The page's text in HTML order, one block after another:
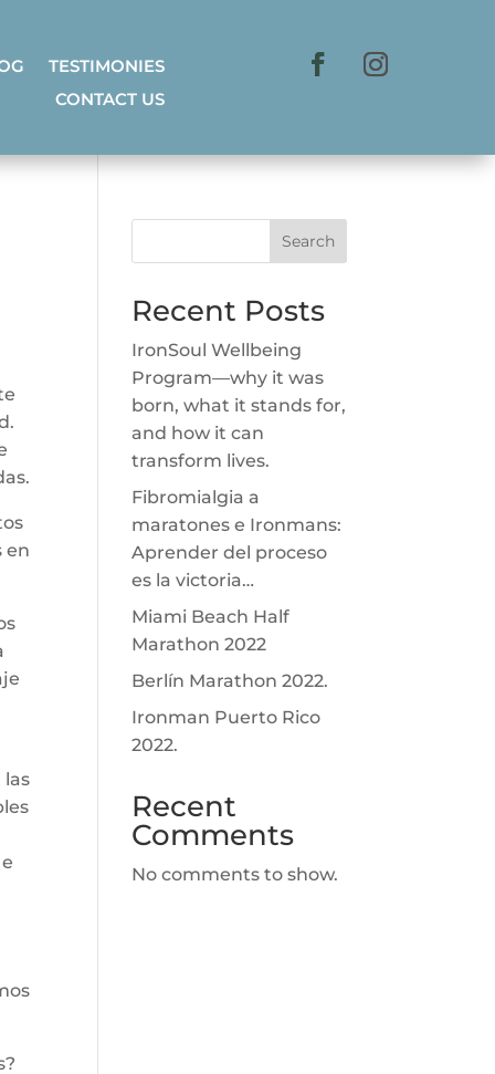
TESTIMONIES
CONTACT US
en
las
Search
Recent Posts
IronSoul Wellbeing
Program—why it was
born, what it stands for,
and how it can
transform lives.
Fibromialgia a
maratones e Ironmans:
Aprender del proceso
es la victoria…
Miami Beach Half
Marathon 2022
Berlín Marathon 2022.
Ironman Puerto Rico
2022.
Recent
Comments
No comments to show.